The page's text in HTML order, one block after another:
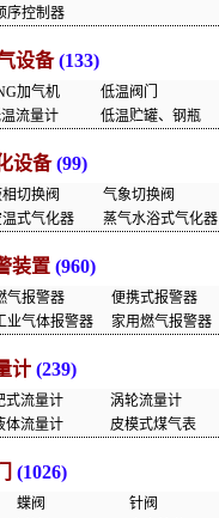
序控制器
设备(133)
加气机
低温阀门
流量计 低温贮罐、钢瓶
设备(99)
切换阀
气象切换阀
温式气化器 蒸气水浴式气化器
装置 (960)
气报警器
便携式报警器
业气体报警器 家用燃气报警器
计 (239)
式流量计
涡轮流量计
体流量计 皮模式煤气表
(1026)
蝶阀
针阀